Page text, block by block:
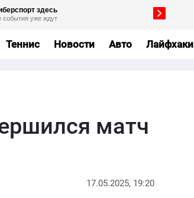
Теннис Новости Авто Лайфхаки
матч
17.05.2025, 19:20